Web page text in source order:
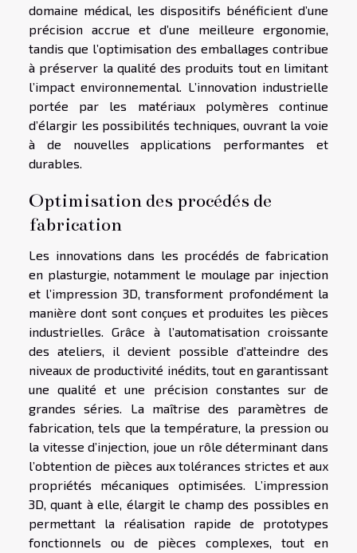
domaine médical, les dispositifs bénéficient d’une
précision accrue et d’une meilleure ergonomie,
tandis que l’optimisation des emballages contribue
à préserver la qualité des produits tout en limitant
l’impact environnemental. L’innovation industrielle
portée par les matériaux polymères continue
d’élargir les possibilités techniques, ouvrant la voie
à de nouvelles applications performantes et
durables.
Optimisation des procédés de
fabrication
Les innovations dans les procédés de fabrication
en plasturgie, notamment le moulage par injection
et l’impression 3D, transforment profondément la
manière dont sont conçues et produites les pièces
industrielles. Grâce à l’automatisation croissante
des ateliers, il devient possible d’atteindre des
niveaux de productivité inédits, tout en garantissant
une qualité et une précision constantes sur de
grandes séries. La maîtrise des paramètres de
fabrication, tels que la température, la pression ou
la vitesse d’injection, joue un rôle déterminant dans
l’obtention de pièces aux tolérances strictes et aux
propriétés mécaniques optimisées. L’impression
3D, quant à elle, élargit le champ des possibles en
permettant la réalisation rapide de prototypes
fonctionnels ou de pièces complexes, tout en